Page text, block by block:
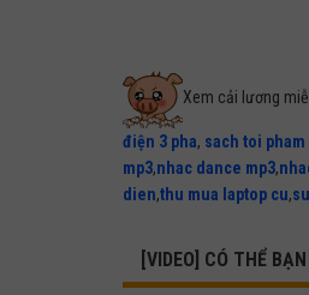
Xem cải lương
điện 3 pha, sach toi
mp3,nhac dance mp3,
dien,thu mua laptop cu,
[VIDEO] CÓ THỂ